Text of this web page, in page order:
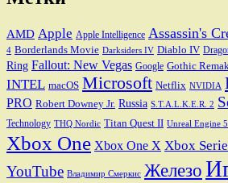
AMD Apple Apple Intelligence Assassin's
4 Borderlands Movie Darksiders IV Diablo IV
Ring Fallout: New Vegas Google Gothic
INTEL macOS Microsoft Netflix NVIDIA
PRO Robert Downey Jr. Russia S.T.A.L.K.E.R. 2
Technology THQ Nordic Titan Quest II Unreal Engine 5
Xbox One Xbox One X Xbox
YouTube Владимир Смеркис Железо